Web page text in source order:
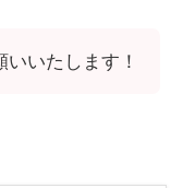
いたします！